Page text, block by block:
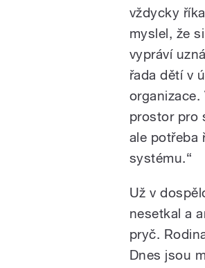
vždycky
myslel, že
vypráví
řada dětí v
prostor pro
ale potřeba
systému.“
Už v
nesetkal a
pryč.
Dnes jsou